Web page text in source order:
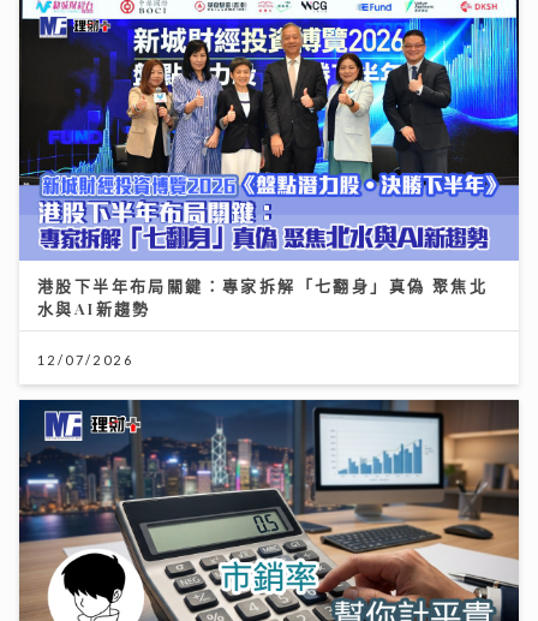
港股下半年布局關鍵：專家拆解「七翻身」真偽 聚焦北
水與AI新趨勢
12/07/2026